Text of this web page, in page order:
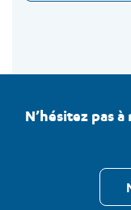
N’hésitez pas